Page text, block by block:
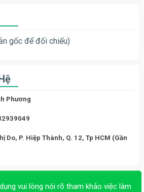
gốc để đối chiếu)
Phương
Do, P. Hiệp Thành, Q. 12, Tp HCM (Gần
vui lòng nói rõ tham khảo việc làm